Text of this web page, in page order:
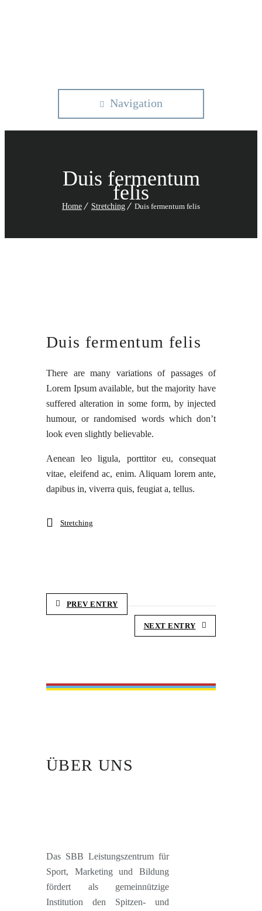
Navigation
Duis fermentum
felis
Home Stretching Duis fermentum felis
Duis fermentum felis
There are many variations of passages of
Lorem Ipsum available, but the majority have
suffered alteration in some form, by injected
humour, or randomised words which don’t
look even slightly believable.
Aenean leo ligula, porttitor eu, consequat
vitae, eleifend ac, enim. Aliquam lorem ante,
dapibus in, viverra quis, feugiat a, tellus.
Stretching
PREV ENTRY
NEXT ENTRY
ÜBER UNS
Das SBB Leistungszentrum für
Sport, Marketing und Bildung
fördert als gemeinnützige
Institution den Spitzen- und